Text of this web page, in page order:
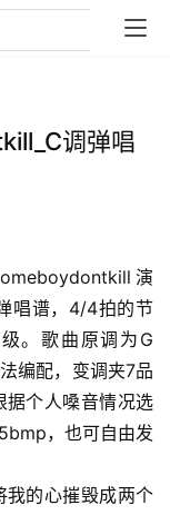
调弹唱
演
唱谱，4/4拍的节
。歌曲原调为G
编配，变调夹7品
据个人嗓音情况选
，也可自由发
我的心摧毁成两个